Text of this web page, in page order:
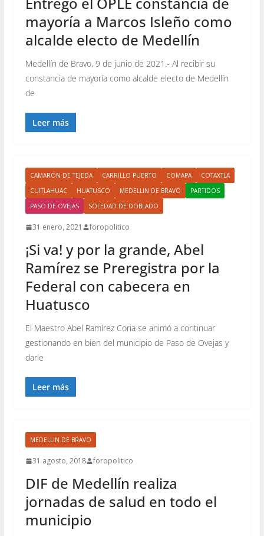
mayoría a Marcos Isleño como
alcalde electo de Medellín
Medellín de Bravo, 9 de junio de 2021.- Al recibir su
constancia de mayoría como alcalde electo de Medellín
de
Leer más
CAMARÓN DE TEJEDA CARRILLO PUERTO COMAPA
COTAXTLA
CUITLAHUAC
HUATUSCO MEDELLIN DE BRAVO
PARTIDOS
PASO DE OVEJAS
SOLEDAD DE DOBLADO
31 enero, 2021 foropolitico
¡Si va! y por la grande, Abel
Ramírez se Preregistra por la
Federal con cabecera en
Huatusco
El Maestro Abel Ramírez Coria se animó a continuar
gestionando en bien del municipio de Paso de Ovejas y
darle
Leer más
MEDELLIN DE BRAVO
31 agosto, 2018 foropolitico
DIF de Medellín realiza
jornadas de salud en todo el
municipio